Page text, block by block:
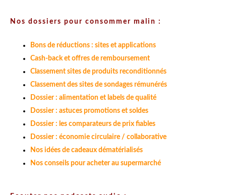
Nos dossiers pour consommer malin :
Bons de réductions : sites et applications
Cash-back et offres de remboursement
Classement sites de produits reconditionnés
Classement des sites de sondages rémunérés
Dossier : alimentation et labels de qualité
Dossier : astuces promotions et soldes
Dossier : les comparateurs de prix fiables
Dossier : économie circulaire / collaborative
Nos idées de cadeaux dématérialisés
Nos conseils pour acheter au supermarché